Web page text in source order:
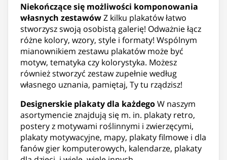
Niekończące się możliwości komponowania
własnych zestawówZ kilku plakatów łatwo
stworzysz swoją osobistą galerię! Odważnie łącz
różne kolory, wzory, style i formaty! Wspólnym
mianownikiem zestawu plakatów może być
motyw, tematyka czy kolorystyka. Możesz
również stworzyć zestaw zupełnie według
własnego uznania, pamiętaj, Ty tu rządzisz!
Designerskie plakaty dla każdegoW naszym
asortymencie znajdują się m. in. plakaty retro,
postery z motywami roślinnymi i zwierzęcymi,
plakaty motywacyjne, mapy, plakaty filmowe i dla
fanów gier komputerowych, kalendarze, plakaty